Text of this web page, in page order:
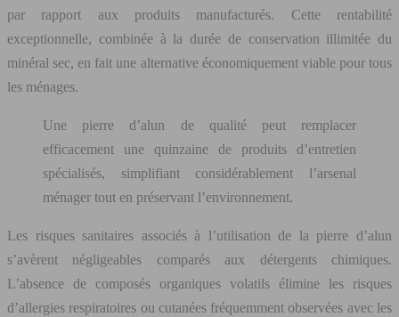
par rapport aux produits manufacturés. Cette rentabilité
exceptionnelle, combinée à la durée de conservation illimitée du
minéral sec, en fait une alternative économiquement viable pour tous
les ménages.
Une pierre d’alun de qualité peut remplacer
efficacement une quinzaine de produits d’entretien
spécialisés, simplifiant considérablement l’arsenal
ménager tout en préservant l’environnement.
Les risques sanitaires associés à l’utilisation de la pierre d’alun
s’avèrent négligeables comparés aux détergents chimiques.
L’absence de composés organiques volatils élimine les risques
d’allergies respiratoires ou cutanées fréquemment observées avec les